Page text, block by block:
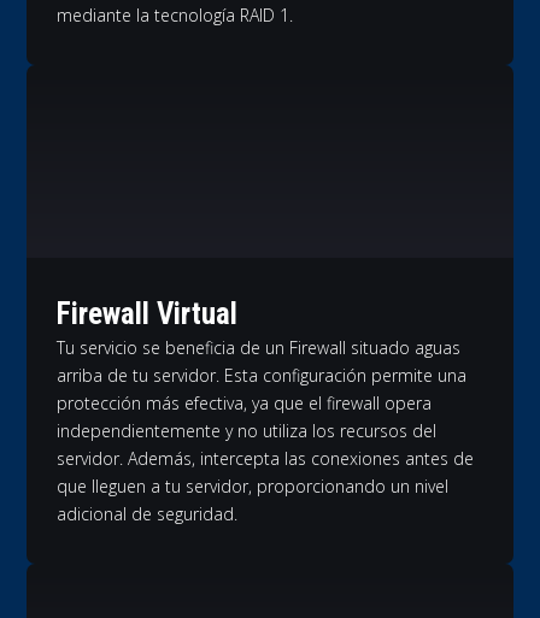
mediante la tecnología RAID 1.
Firewall Virtual
Tu servicio se beneficia de un Firewall situado aguas
arriba de tu servidor. Esta configuración permite una
protección más efectiva, ya que el firewall opera
independientemente y no utiliza los recursos del
servidor. Además, intercepta las conexiones antes de
que lleguen a tu servidor, proporcionando un nivel
adicional de seguridad.